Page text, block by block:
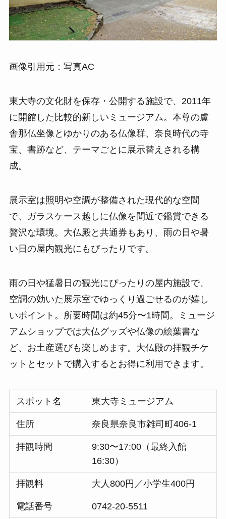
画像引用元：写真AC
東大寺の文化財を保存・公開する施設で、2011年
に開館した比較的新しいミュージアム。本尊の盧
舎那仏坐像とゆかりのある仏像群、奈良時代の寺
宝、書跡など、テーマごとに展示替えされる構
成。
展示室は照明や空調が整備された現代的な空間
で、ガラスケース越しに仏像を間近で鑑賞できる
贅沢な環境。大仏殿と共通券もあり、雨の日や暑
い日の屋内観光にもぴったりです。
雨の日や猛暑日の観光にぴったりの屋内施設で、
空調の効いた展示室でゆっくり過ごせるのが嬉し
いポイント。所要時間は約45分〜1時間。ミュージ
アムショップでは大仏グッズや仏像の絵葉書な
ど、お土産選びも楽しめます。大仏殿の拝観チケ
ットとセットで購入するとお得に利用できます。
スポット名 東大寺ミュージアム
住所 奈良県奈良市雑司町406-1
拝観時間
9:30〜17:00（最終入館
16:30）
拝観料 大人800円／小学生400円
電話番号 0742-20-5511